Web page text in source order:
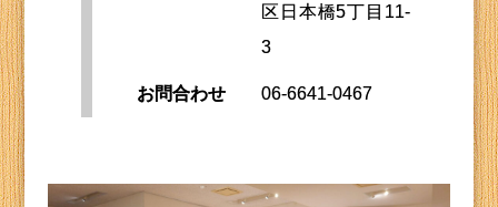
区日本橋5丁目11-
3
お問合わせ 06-6641-0467